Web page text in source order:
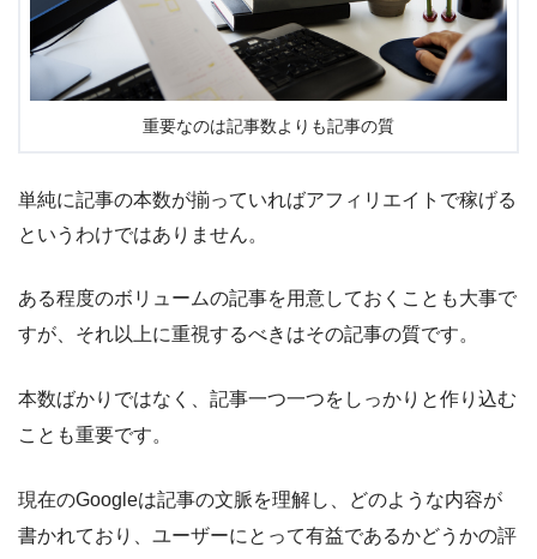
重要なのは記事数よりも記事の質
単純に記事の本数が揃っていればアフィリエイトで稼げる
というわけではありません。
ある程度のボリュームの記事を用意しておくことも大事で
すが、 それ以上に重視するべきはその記事の質です。
本数ばかりではなく、記事一つ一つをしっかりと作り込む
ことも重要です。
現在のGoogleは記事の文脈を理解し、どのような内容が
書かれており、ユーザーにとって有益であるかどうかの評